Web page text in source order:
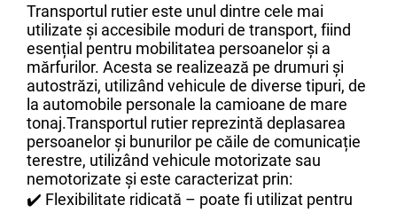
Transportul rutier este unul dintre cele mai
utilizate și accesibile moduri de transport, fiind
esențial pentru mobilitatea persoanelor și a
mărfurilor. Acesta se realizează pe drumuri și
autostrăzi, utilizând vehicule de diverse tipuri, de
la automobile personale la camioane de mare
tonaj.Transportul rutier reprezintă deplasarea
persoanelor și bunurilor pe căile de comunicație
terestre, utilizând vehicule motorizate sau
nemotorizate și este caracterizat prin:
✔️ Flexibilitate ridicată – poate fi utilizat pentru